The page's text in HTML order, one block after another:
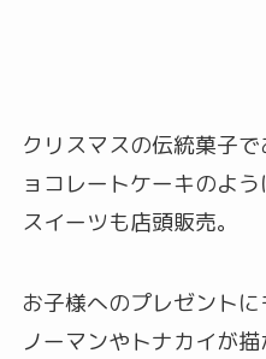
クリスマスの伝統菓子
ョコレートケーキのよ
スイーツも店頭販売。
お子様へのプレゼント
ノーマンやトナカイが